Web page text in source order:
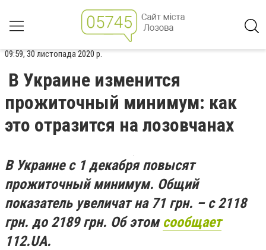
09:59, 30 листопада 2020 р.
В Украине изменится
прожиточный минимум: как
это отразится на лозовчанах
ВУкраине с 1 декабря повысят
прожиточный минимум. Общий
показатель увеличатна 71 грн. – с 2118
грн. до 2189 грн. Об этом сообщает
112.UA.